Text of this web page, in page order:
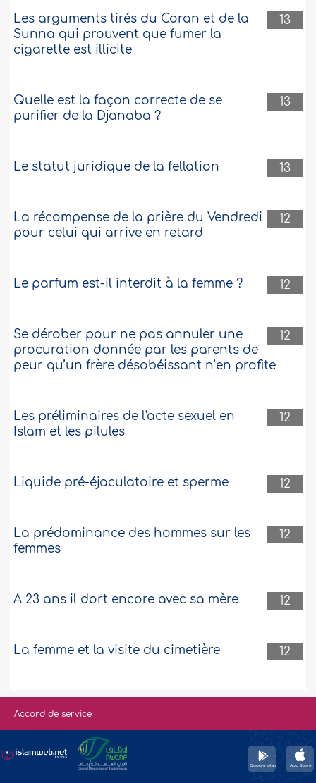
13
Les arguments tirés du Coran et de la
Sunna qui prouvent que fumer la
cigarette est illicite
13
Quelle est la façon correcte de se
purifier de la Djanaba ?
13
Le statut juridique de la fellation
12
La récompense de la prière du Vendredi
pour celui qui arrive en retard
12
Le parfum est-il interdit à la femme ?
12
Se dérober pour ne pas annuler une
procuration donnée par les parents de
peur qu’un frère désobéissant n’en profite
12
Les préliminaires de l'acte sexuel en
Islam et les pilules
12
Liquide pré-éjaculatoire et sperme
12
La prédominance des hommes sur les
femmes
12
A 23 ans il dort encore avec sa mère
12
La femme et la visite du cimetière
Accord de service